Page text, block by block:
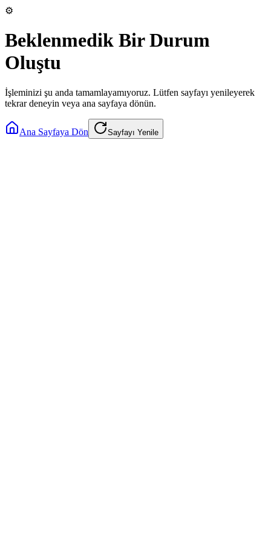
⚙️
Beklenmedik Bir Durum
Oluştu
İşleminizi şu anda tamamlayamıyoruz. Lütfen sayfayı yenileyerek
tekrar deneyin veya ana sayfaya dönün.
Ana Sayfaya Dön Sayfayı Yenile